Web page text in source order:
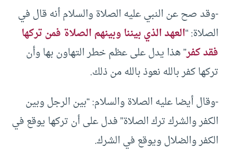
-وقد صح عن النبي عليه الصلاة والسلام أنه قال في
الصلاة: “العهد الذي بيننا وبينهم الصلاة فمن تركها
فقد كفر” هذا يدل على عظم خطر التهاون بها وأن
تركها كفر بالله نعوذ بالله من ذلك.
-وقال أيضا عليه الصلاة والسلام: “بين الرجل وبين
الكفر والشرك ترك الصلاة” فدل على أن تركها يوقع في
الكفر والضلال ويوقع في الشرك.